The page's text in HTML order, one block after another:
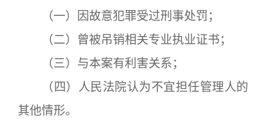
（一）因故意犯罪受过刑事处罚；
（二）曾被吊销相关专业执业证书；
（三）与本案有利害关系；
（四）人民法院认为不宜担任管理人的
其他情形。